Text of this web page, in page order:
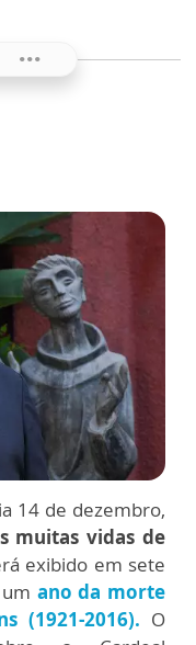
14 de dezembro,
muitas vidas de
exibido em sete
ano da morte
(1921-2016). O